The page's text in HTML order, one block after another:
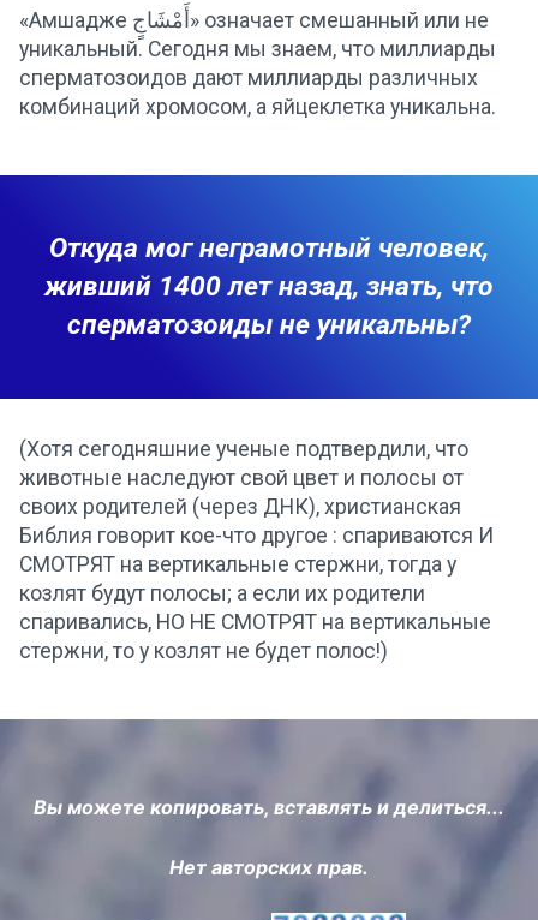
«Амшадже أَمْشَاجٍ» означает смешанный или не
уникальный. Сегодня мы знаем, что миллиарды
сперматозоидов дают миллиарды различных
комбинаций хромосом, а яйцеклетка уникальна.
Откуда мог неграмотный человек,
живший 1400 лет назад, знать, что
сперматозоиды не уникальны?
(Хотя сегодняшние ученые подтвердили, что
животные наследуют свой цвет и полосы от
своих родителей (через ДНК), христианская
Библия говорит кое-что другое : спариваются И
СМОТРЯТ на вертикальные стержни, тогда у
козлят будут полосы; а если их родители
спаривались, НО НЕ СМОТРЯТ на вертикальные
стержни, то у козлят не будет полос!)
Вы можете копировать, вставлять и делиться...
Нет авторских прав.